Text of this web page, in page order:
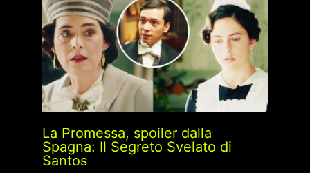
La Promessa, spoiler dalla
Spagna: Il Segreto Svelato di
Santos